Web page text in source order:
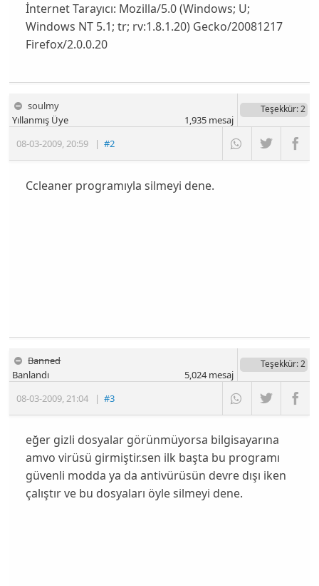
İnternet Tarayıcı: Mozilla/5.0 (Windows; U;
Windows NT 5.1; tr; rv:1.8.1.20) Gecko/20081217
Firefox/2.0.0.20
soulmy
08-03-2009,20:59 |#2
Yıllanmış Üye
Teşekkür: 2
1,935mesaj
Ccleaner programıyla silmeyi dene.
Banned
08-03-2009 21:04 |#3
Banlandı
Teşekkür: 2
5,024mesaj
eğer gizli dosyalar görünmüyorsa bilgisayarına
amvo virüsü girmiştir.sen ilk başta bu programı
güvenli modda ya da antivürüsün devre dışı iken
çalıştır ve bu dosyaları öyle silmeyi dene.